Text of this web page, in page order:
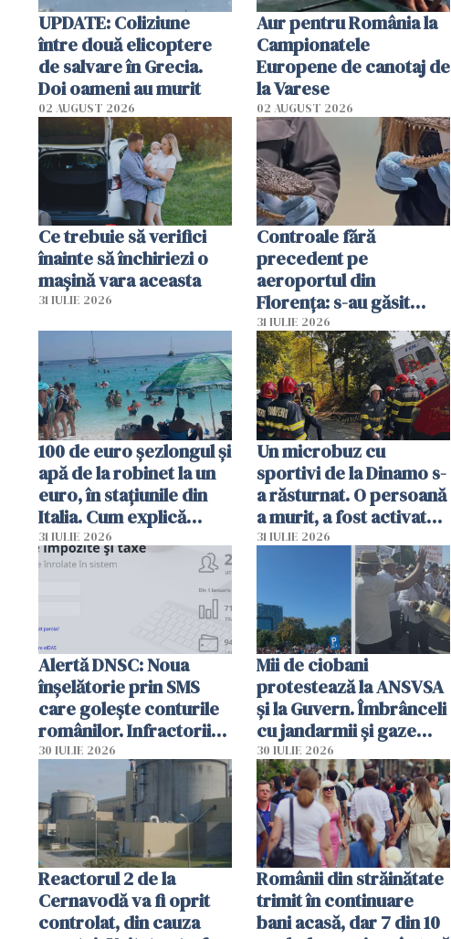
UPDATE: Coliziune
între două elicoptere
de salvare în Grecia.
Doi oameni au murit
02 AUGUST 2026
Aur pentru România la
Campionatele
Europene de canotaj de
la Varese
02 AUGUST 2026
Ce trebuie să verifici
înainte să închiriezi o
mașină vara aceasta
31 IULIE 2026
Controale fără
precedent pe
aeroportul din
Florența: s-au găsit
capete de aligator și o
sumă imensă de bani
31 IULIE 2026
100 de euro șezlongul și
apă de la robinet la un
euro, în stațiunile din
Italia. Cum explică
autoritățile
31 IULIE 2026
Un microbuz cu
sportivi de la Dinamo s-
a răsturnat. O persoană
a murit, a fost activat
planul roșu de
31 IULIE 2026
Alertă DNSC: Noua
înșelătorie prin SMS
care golește conturile
românilor. Infractorii
folosesc numele
Ghișeul.ro și al Poliției
Române
30 IULIE 2026
Mii de ciobani
protestează la ANSVSA
și la Guvern. Îmbrânceli
cu jandarmii și gaze
lacrimogene
30 IULIE 2026
Reactorul 2 de la
Cernavodă va fi oprit
controlat, din cauza
Românii din străinătate
trimit în continuare
bani acasă, dar 7 din 10